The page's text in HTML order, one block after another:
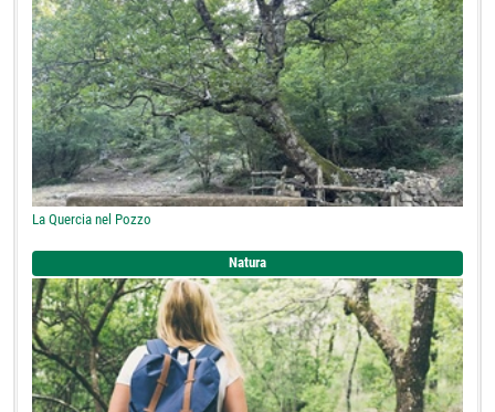
La Quercia nel Pozzo
Natura